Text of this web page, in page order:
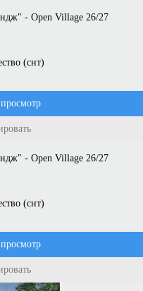
- Open Village 26/27
(снт)
- Open Village 26/27
(снт)